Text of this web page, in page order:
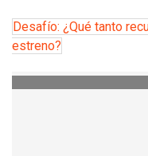
Desafío: ¿Qué tanto
estreno?